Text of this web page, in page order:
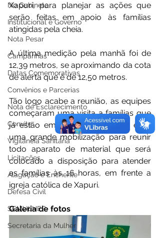
No Gabinete
Institucional e Governo
Nota Pesar
Campanhas
Datas Comemorativas
Convênios e Parcerias
Nota de Esclarecimento
Convite
Vigilância Sanitária
Licitações
Alagação e Enchente
Defesa Civil
SEMULHER
Secretaria da Mulher
Xapuri, para planejar as ações que
serão feitas em apoio às famílias
atingidas pela cheia.
A última medição pela manhã foi de
12,39 metros, se aproximando da cota
de alerta que é de 12,50 metros.
Tão logo acabe a reunião, as equipes
começaram uma visita a famílias que
já estão em situação de risco, e há
uma grande mobilização para reunir
todo aparato de material que será
colocado a disposição para atender
as famílias às 16 horas, em frente a
igreja católica de Xapuri.
Galeria de fotos